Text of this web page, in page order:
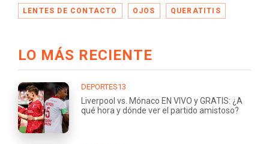
LENTES DE CONTACTO OJOS QUERATITIS
LO MÁS RECIENTE
DEPORTES13
Liverpool vs. Mónaco EN VIVO y GRATIS: ¿A
qué hora y dónde ver el partido amistoso?